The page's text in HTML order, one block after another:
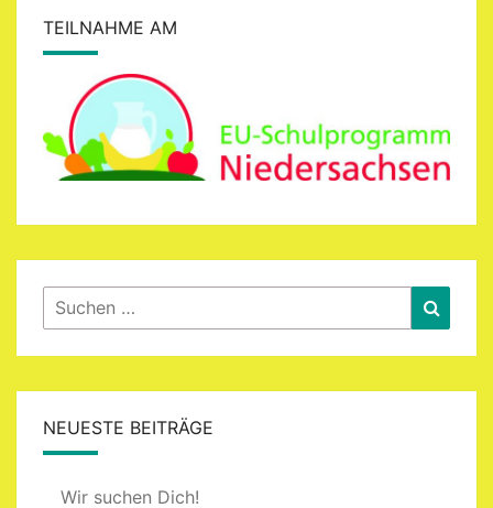
TEILNAHME AM
Suchen
nach:
NEUESTE BEITRÄGE
Wir suchen Dich!